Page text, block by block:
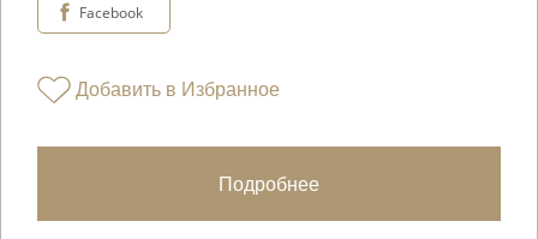
Facebook
Добавить в Избранное
Подробнее